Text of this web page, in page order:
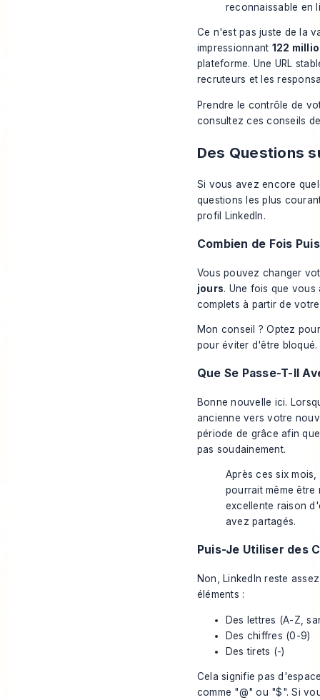
reconnaissable en
Ce n'est pas juste de la
impressionnant 122
plateforme. Une URL
recruteurs et les
Prendre le contrôle de
consultez cesconseils
Des Questions
Si vous avez encore
questions les plus
profil LinkedIn.
Combien de Fois
Vous pouvez changer
jours. Une fois que vous
complets à partir de
Mon conseil ? Optez
pour éviter d'être bloqué.
Que Se Passe-T-Il
Bonne nouvelle ici.
ancienne vers votre
période de grâce afin
pas soudainement.
Après ces six
pourrait même être
excellente raison
avez partagés.
Puis-Je Utiliser des
Non, LinkedIn reste
éléments :
Des lettres (A-Z,
Des chiffres (0-9)
Des tirets (-)
Cela signifie pas
comme "@" ou "$". Si